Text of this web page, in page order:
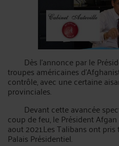
Dès l’annonce par le
troupes américaines
contrôle, avec une certaine
provinciales.
Devant cette avancée
coup de feu, le Président
aout 2021.Les Talibans ont
Palais Présidentiel.